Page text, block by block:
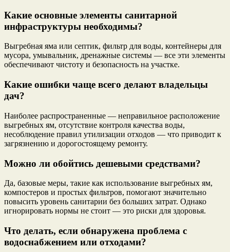
Какие основные элементы санитарной
инфраструктуры необходимы?
Выгребная яма или септик, фильтр для воды, контейнеры для
мусора, умывальник, дренажные системы — все эти элементы
обеспечивают чистоту и безопасность на участке.
Какие ошибки чаще всего делают владельцы
дач?
Наиболее распространенные — неправильное расположение
выгребных ям, отсутствие контроля качества воды,
несоблюдение правил утилизации отходов — что приводит к
загрязнению и дорогостоящему ремонту.
Можно ли обойтись дешевыми средствами?
Да, базовые меры, такие как использование выгребных ям,
компостеров и простых фильтров, помогают значительно
повысить уровень санитарии без больших затрат. Однако
игнорировать нормы не стоит — это риски для здоровья.
Что делать, если обнаружена проблема с
водоснабжением или отходами?